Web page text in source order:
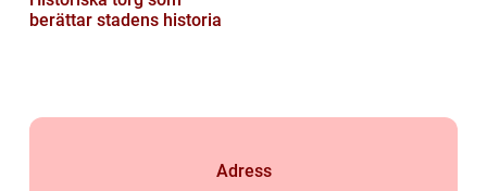
berättar stadens historia
Adress